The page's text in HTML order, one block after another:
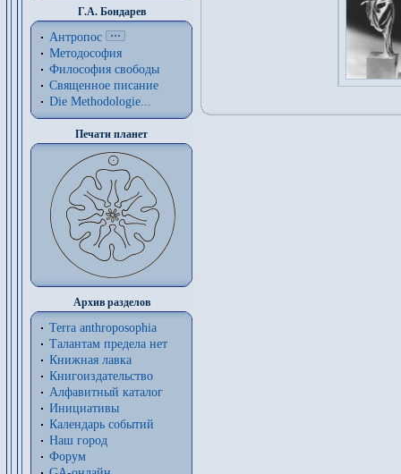
Г.А. Бондарев
Антропос
Методософия
Философия cвободы
Священное писание
Die Methodologie...
Печати планет
Архив разделов
Terra anthroposophia
Талантам предела нет
Книжная лавка
Книгоиздательство
Алфавитный каталог
Инициативы
Календарь событий
Наш город
Форум